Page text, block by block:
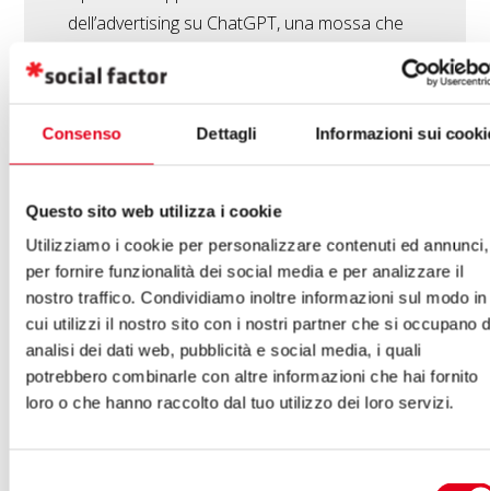
Consenso Dettagli Informazioni sui
Questo sito web utilizza i cookie
Utilizziamo i cookie per personalizzare contenuti ed annunci,
per fornire funzionalità dei social media e per analizzare il
nostro traffico. Condividiamo inoltre informazioni sul modo in
cui utilizzi il nostro sito con i nostri partner che si occupano
analisi dei dati web, pubblicità e social media, i quali
potrebbero combinarle con altre informazioni che hai fornito
loro o che hanno raccolto dal tuo utilizzo dei loro servizi.
dell’advertising su ChatGPT, una mossa che
dell’azienda di Sam Altman, ma apre un
Social Factor abbiamo analizzato la novità
e come trasformare questo cambiamento in
opportunità. Spoiler: non è […]